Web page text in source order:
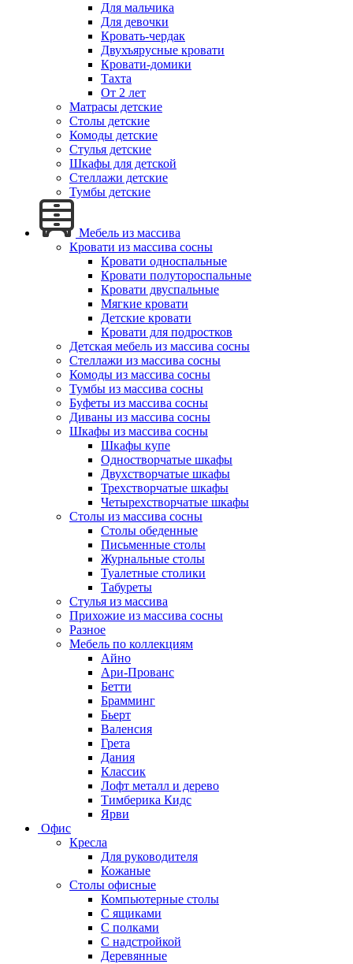
Для мальчика
Для девочки
Кровать-чердак
Двухъярусные кровати
Кровати-домики
Тахта
От 2 лет
Матрасы детские
Столы детские
Комоды детские
Стулья детские
Шкафы для детской
Стеллажи детские
Тумбы детские
Мебель из массива
Кровати из массива сосны
Кровати односпальные
Кровати полутороспальные
Кровати двуспальные
Мягкие кровати
Детские кровати
Кровати для подростков
Детская мебель из массива сосны
Стеллажи из массива сосны
Комоды из массива сосны
Тумбы из массива сосны
Буфеты из массива сосны
Диваны из массива сосны
Шкафы из массива сосны
Шкафы купе
Одностворчатые шкафы
Двухстворчатые шкафы
Трехстворчатые шкафы
Четырехстворчатые шкафы
Столы из массива сосны
Столы обеденные
Письменные столы
Журнальные столы
Туалетные столики
Табуреты
Стулья из массива
Прихожие из массива сосны
Разное
Мебель по коллекциям
Айно
Ари-Прованс
Бетти
Брамминг
Бьерт
Валенсия
Грета
Дания
Классик
Лофт металл и дерево
Тимберика Кидс
Ярви
Офис
Кресла
Для руководителя
Кожаные
Столы офисные
Компьютерные столы
С ящиками
С полками
С надстройкой
Деревянные